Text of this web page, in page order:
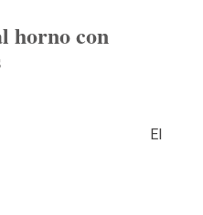
horno con
El